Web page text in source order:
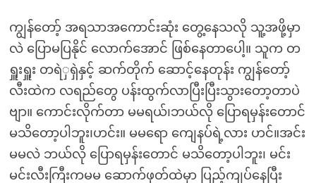
ကျွန်တော့် အရသာအကောင်းဆုံး တွေ့နေသလို သူ့အဖို့မှာ
လဲ ပြောမပြနိုင် လောက်အောင် ဖြစ်နေတာပေါ့။ သူက တ
ရှူးရှူး တရဲှရှဲနှင့် ဆက်တိုက် ဆောင့်နေတုန်း ကျွန်တော့်
လီးထဲက လရည်တွေ ပန်းထွက်လာပြီးပြီးသွားတော့တာပဲ
ဗျာ။ ကောင်းလိုက်တာ မမရယ်၊ဘယ်လို ပြောရမှန်းတောင်
မသိတော့ပါဘူး၊ဟင်း။ မမရော ကျေနပ်ရဲ့လား ဟင်။အင်း
မမလဲ ဘယ်လို ပြောရမှန်းတောင် မသိတော့ပါဘူး၊ မင်း
မင်းလီးကြီးကမမ ဆောက်ဖုတ်ထဲမှာ ပြည့်ကျပ်နေပြီး